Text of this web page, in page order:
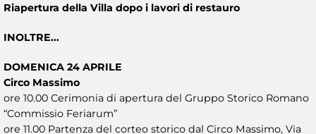
Riapertura della Villa dopo i lavori di restauro
INOLTRE...
DOMENICA 24 APRILE
Circo Massimo
ore 10.00 Cerimonia di apertura del Gruppo Storico Romano
“Commissio Feriarum”
ore 11.00 Partenza del corteo storico dal Circo Massimo, Via